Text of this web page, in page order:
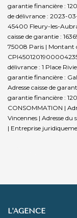
garantie financière :
de délivrance : 2023-
45400 Fleury-les-
caisse de garantie :
75008 Paris | Montant
délivrance : 1 Place
garantie financière :
Adresse caisse de
garantie financière :
CONSOMMATION |
Vincennes | Adresse du
| Entreprise
L'AGENCE